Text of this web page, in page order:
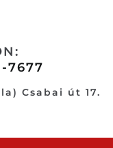
7677
Csabai út 17.